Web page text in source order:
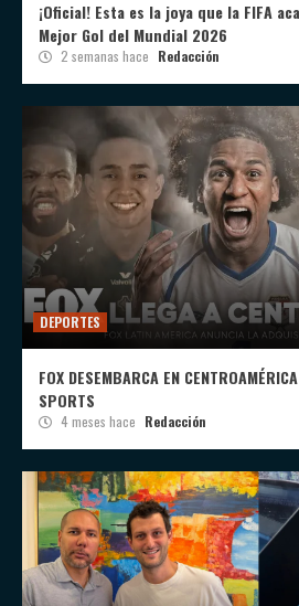
¡Oficial! Esta es la joya que la FIFA
Mejor Gol del Mundial 2026
2 semanas hace Redacción
DEPORTES
FOX DESEMBARCA EN
SPORTS
4 meses hace Redacción